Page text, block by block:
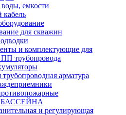
емкости
для скважин
и комплектующие для
трубопровода
трубопроводная арматура
БАССЕЙНА
и регулирующая